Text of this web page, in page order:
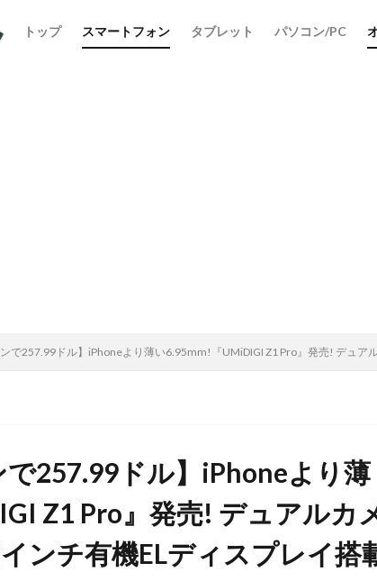
トップ スマートフォン タブレット パソコン/PC
ンで257.99ドル】iPhoneより薄い6.95mm!『UMiDIGI Z1 Pro』発売! デュア
で257.99ドル】iPhoneより薄
Z1 Pro』発売! デュアルカ
ンチ有機ELディスプレイ搭